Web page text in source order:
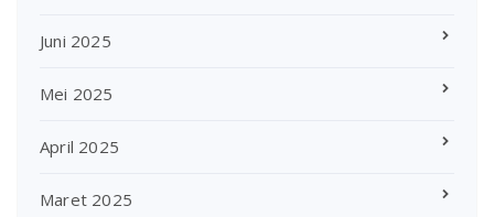
Juni 2025
Mei 2025
April 2025
Maret 2025